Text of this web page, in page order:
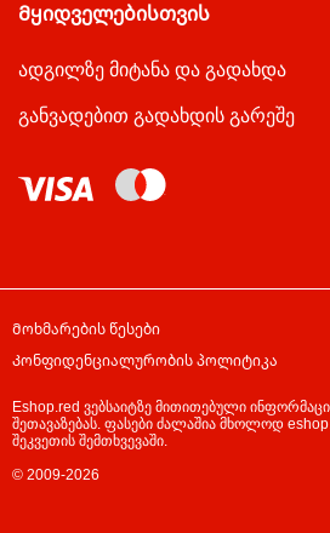
Მყიდველებისთვის
ადგილზე მიტანა და გადახდა
განვადებით გადახდის გარეშე
Მოხმარების წესები
Კონფიდენციალურობის პოლიტიკა
Eshop.red ვებსაიტზე მითითებული
შეთავაზებას. ფასები ძალაშია მხოლოდ
შეკვეთის შემთხვევაში.
© 2009-2026